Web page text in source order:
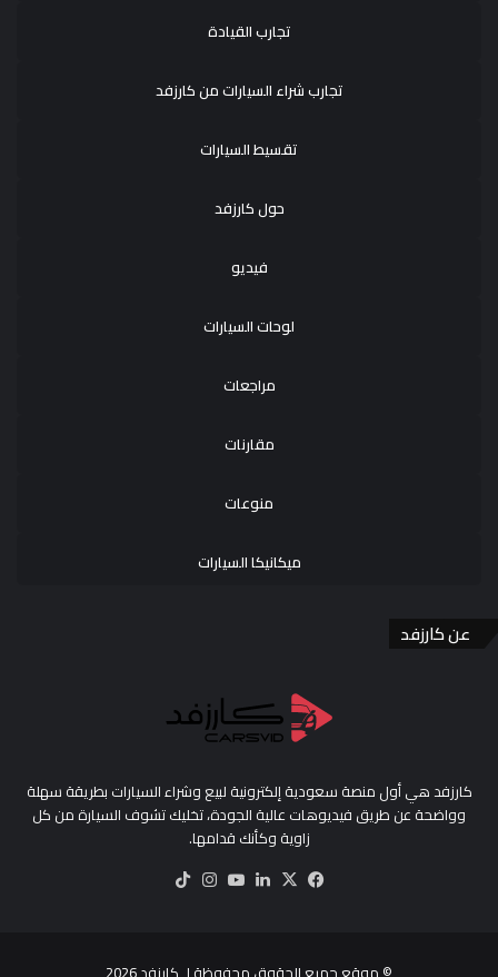
تجارب القيادة
تجارب شراء السيارات من كارزفد
تقسيط السيارات
حول كارزفد
فيديو
لوحات السيارات
مراجعات
مقارنات
منوعات
ميكانيكا السيارات
عن كارزفد
كارزفد هي أول منصة سعودية إلكترونية لبيع وشراء السيارات بطريقة سهلة
وواضحة عن طريق فيديوهات عالية الجودة، تخليك تشوف السيارة من كل
زاوية وكأنك قدامها.
فيسبوك
‫X لينكدإن‫YouTubeانستقرام